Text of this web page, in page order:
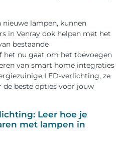
lampen, kunnen
in Venray ook helpen met het
bestaande
het nu gaat om het toevoegen
van smart home integraties
LED-verlichting, ze
de beste opties voor jouw
Leer hoe je
met lampen in